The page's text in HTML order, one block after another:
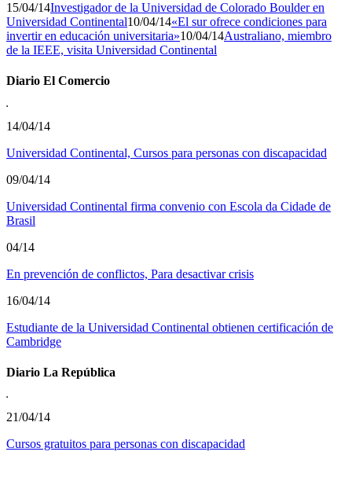
15/04/14Investigador de la Universidad de Colorado Boulder en
Universidad Continental10/04/14«El sur ofrece condiciones para
invertir en educación universitaria»10/04/14Australiano, miembro
de la IEEE, visita Universidad Continental
Diario El Comercio
14/04/14
Universidad Continental, Cursos para personas con discapacidad
09/04/14
Universidad Continental firma convenio con Escola da Cidade de
Brasil
04/14
En prevención de conflictos, Para desactivar crisis
16/04/14
Estudiante de la Universidad Continental obtienen certificación de
Cambridge
Diario La República
21/04/14
Cursos gratuitos para personas con discapacidad